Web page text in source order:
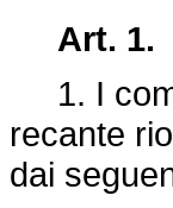
Art. 1.
1. I
recante
dai